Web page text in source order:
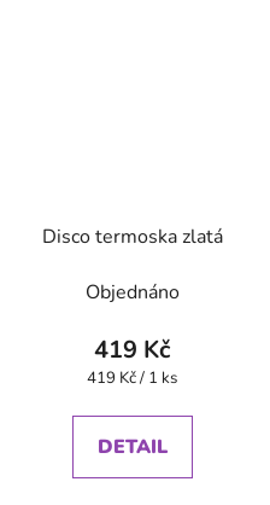
Disco termoska zlatá
Objednáno
419 Kč
Měrná
419 Kč / 1 ks
DETAIL